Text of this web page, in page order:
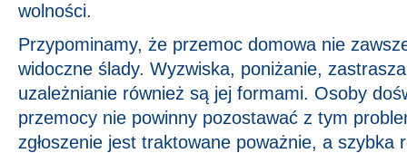
wolności.
Przypominamy, że przemoc domowa nie
widoczne ślady. Wyzwiska, poniżanie,
uzależnianie również są jej formami. Osoby
przemocy nie powinny pozostawać z tym
zgłoszenie jest traktowane poważnie, a szybka